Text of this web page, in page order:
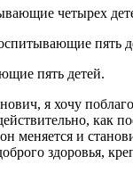
четырех
пять
пять детей.
я хочу
как
меняется и
здоровья,